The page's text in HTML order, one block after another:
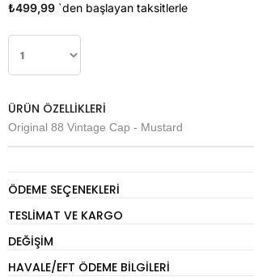
₺499,99 `den başlayan taksitlerle
ÜRÜN ÖZELLIKLERI
Original 88 Vintage Cap - Mustard
ÖDEME SEÇENEKLERI
TESLIMAT VE KARGO
DEĞIŞIM
HAVALE/EFT ÖDEME BILGILERI